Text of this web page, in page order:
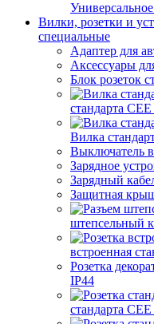
Вилки, розетки и
специальные
Адаптер для
Аксессуары
Блок розеток
стандарта
Вилка
Выключатель
Зарядное
Зарядный
Защитная
штепсельный
встроенная
Розетка
IP44
стандарта СЕЕ